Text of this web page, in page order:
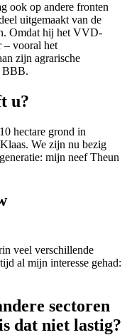
ook op andere fronten
uitgemaakt van de
Omdat hij het VVD-
– vooral het
zijn agrarische
BBB.
u?
hectare grond in
We zijn nu bezig
mijn neef Theun
veel verschillende
al mijn interesse gehad:
sectoren
dat niet lastig?